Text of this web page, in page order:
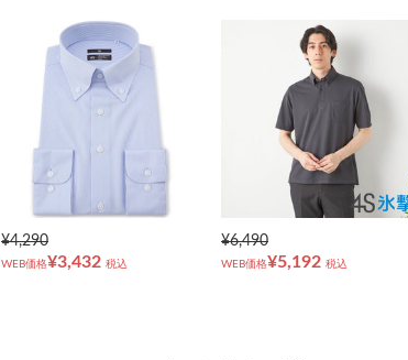
¥4,290
WEB価格¥3,432 税込
¥6,490
WEB価格¥5,192 税込